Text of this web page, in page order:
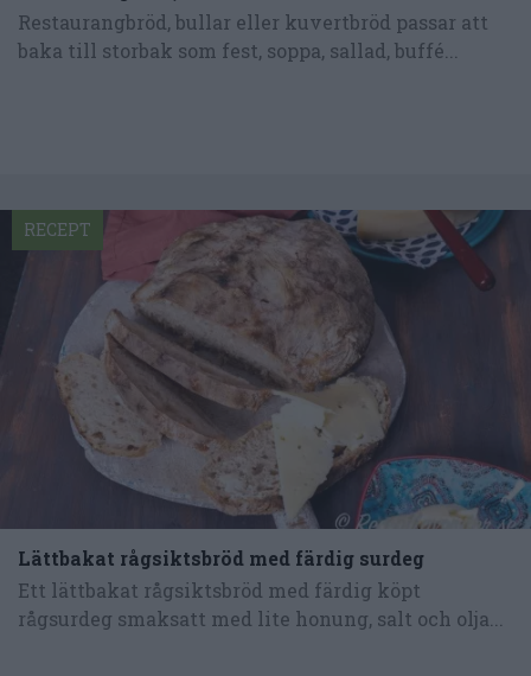
Restaurangbröd, bullar eller kuvertbröd passar att
baka till storbak som fest, soppa, sallad, buffé...
Lättbakat rågsiktsbröd med färdig surdeg
Ett lättbakat rågsiktsbröd med färdig köpt
rågsurdeg smaksatt med lite honung, salt och olja...
RECEPT